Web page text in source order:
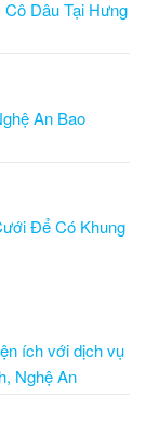
Dâu Tại Hưng
An Bao
Để Có Khung
ích với dịch vụ
Nghệ An